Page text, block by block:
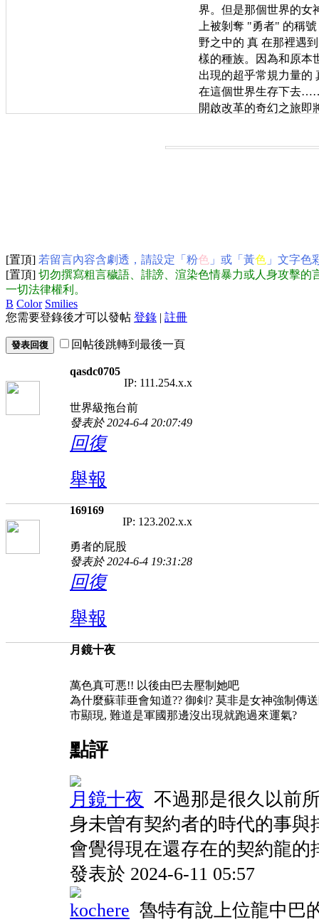
界。但是那個世界的女
上被剝奪 "勇者" 的稱
野之中的 真 在那裡遇
樣的種族。因為和原本
出現的超乎常規力量的
在這個世界生存下去
開啟改革的奇幻之旅即
[置頂] 若留言內容含劇透，請設定「粉色 」或「黃色 」文字色
[置頂] 切勿撰寫粗言穢語、誹謗、渲染色情暴力或人身攻擊的
一切法律權利。
B Color Smilies
您需要登錄後才可以發帖 登錄 | 註冊
發表回復 回帖後跳轉到最後一頁
qasdc0705
IP: 111.254.x.x
世界級拖台前
發表於 2024-6-4 20:07:49
回復
舉報
169169
IP: 123.202.x.x
勇者的屁股
發表於 2024-6-4 19:31:28
回復
舉報
月鏡十夜
萬色真可悪!! 以後由巴去壓制她吧
為什麼蘇菲亜會知道?? 御剣? 莫非是女神強制傳
市顯現, 難道是軍國那邊沒出現就跑過來運氣?
點評
月鏡十夜 不過那是很久以前
身未曽有契約者的時代的事與
會覺得現在還存在的契約龍
發表於 2024-6-11 05:57
kochere 魯特有說上位龍中巴